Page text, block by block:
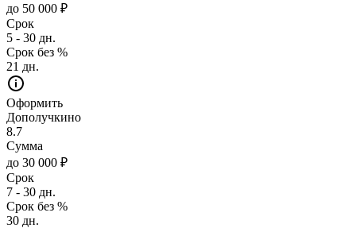
до 50 000 ₽
Срок
5 - 30 дн.
Срок без %
21 дн.
Оформить
Дополучкино
8.7
Сумма
до 30 000 ₽
Срок
7 - 30 дн.
Срок без %
30 дн.